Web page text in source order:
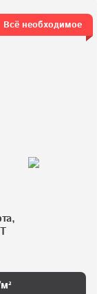
Всё необходимое